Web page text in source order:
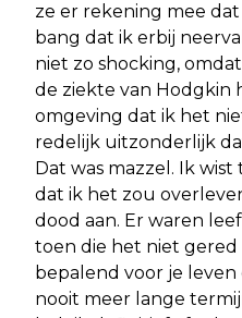
ze er rekening mee dat
bang dat ik erbij
niet zo shocking,
de ziekte van Hodgkin
omgeving dat ik het
redelijk uitzonderlijk
Dat was mazzel. Ik
dat ik het zou
dood aan. Er waren
toen die het niet gered
bepalend voor je leven
nooit meer lange